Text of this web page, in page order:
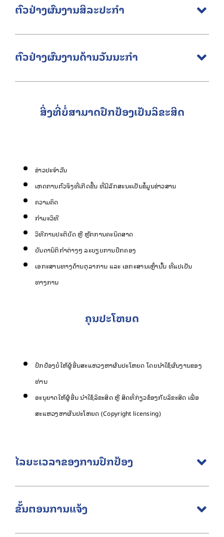
ຕົວຢ່າງຜົນງານສິລະປະກຳ
ຕົວຢ່າງຜົນງານດ້ານວັນນະກຳ
ສິ່ງທີ່ບໍ່ສາມາດປົກປ້ອງເປັນລິຂະສິດ
ຂ່າວປະຈຳວັນ
ເຫດການຕົວຈິງທີ່ເກີດຂື້ນ ທີ່ມີລັກສະນະເປັນຂໍ້ມູນຂ່າວສານ
ຄວາມຄິດ
ກຳມະວິທີ
ວິທີການປະຕິບັດ ຫຼື ຫຼັກການຄະນິດສາດ
ບັນດານິຕິກຳຕ່າງໆ ລະບຽບການປົກຄອງ
ເອກະສານທາງດ້ານຕຸລາການ ແລະ ເອກະສານເຫຼົ່ານັ້ນ ທີ່ແປເປັນ
ທາງການ
ຄຸນປະໂຫຍດ
ປົກປ້ອງບໍ່ໃຫ້ຜູ້ອື່ນສະແຫວງຫາຜົນປະໂຫຍດ ໂດຍນຳໃຊ້ຜົນງານຂອງ
ທ່ານ
ອະນຸຍາດໃຫ້ຜູ້ອື່ນ ນໍາໃຊ້ລິຂະສິດ ຫຼື ສິດທິ່ກ່ຽວຂ້ອງກັບລິຂະສິດ ເພື່ອ
ສະແຫວງຫາຜົນປະໂຫຍດ (Copyright licensing)
ໄລຍະເວລາຂອງການປົກປ້ອງ
ຂັ້ນຕອນການແຈ້ງ